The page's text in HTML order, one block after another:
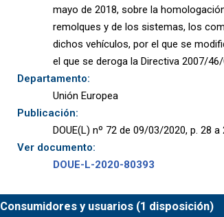
mayo de 2018, sobre la
remolques y de los sistemas, los
dichos vehículos, por el que se
el que se deroga la Directiva 2007/46/
Departamento:
Unión Europea
Publicación:
DOUE(L) nº 72 de 09/03/2020, p. 28 a
Ver documento:
DOUE-L-2020-80393
Consumidores y usuarios (1 disposición)